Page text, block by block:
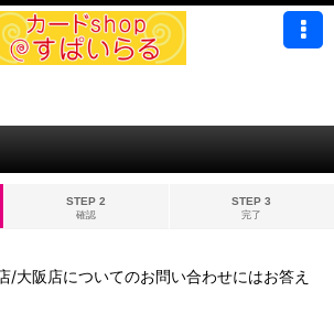
STEP 2
確認
STEP 3
完了
/大阪店についてのお問い合わせにはお答え